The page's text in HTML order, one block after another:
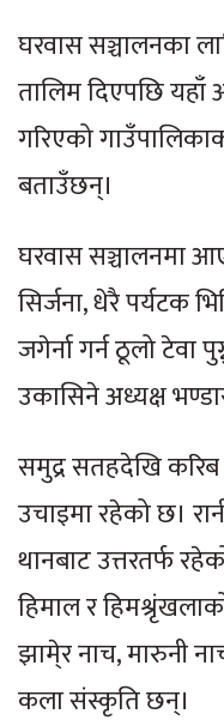
घरवास सञ्चालनका
तालिम दिएपछि
गरिएको
बताउँछन्।
घरवास सञ्चालनमा
सिर्जना, धेरै पर्यटक
जगेर्ना गर्न ठूलो
उकासिने अध्यक्ष
समुद्र सतहदेखि
उचाइमा रहेको छ।
थानबाट उत्तरतर्फ
हिमाल र
झामे्र नाच, मारुनी
कला संस्कृति छन्।